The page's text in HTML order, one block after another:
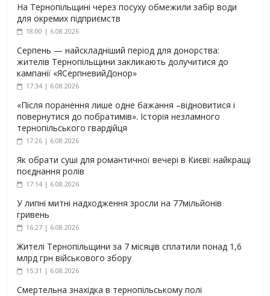
На Тернопільщині через посуху обмежили забір води
для окремих підприємств
18:00 | 6.08.2026
Серпень — найскладніший період для донорства:
жителів Тернопільщини закликають долучитися до
кампанії «ЯСерпневийДонор»
17:34 | 6.08.2026
«Після поранення лише одне бажання –відновитися і
повернутися до побратимів». Історія незламного
тернопільського гвардійця
17:26 | 6.08.2026
Як обрати суші для романтичної вечері в Києві: найкращі
поєднання ролів
17:14 | 6.08.2026
У липні митні надходження зросли на 77мільйонів
гривень
16:27 | 6.08.2026
Жителі Тернопільщини за 7 місяців сплатили понад 1,6
млрд грн військового збору
15:31 | 6.08.2026
Смертельна знахідка в тернопільському полі